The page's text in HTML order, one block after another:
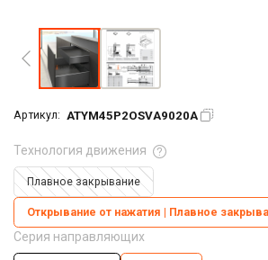
Артикул: ATYM45P2OSVA9020A
Технология движения
Плавное закрывание
Открывание от нажатия | Плавное
Серия направляющих